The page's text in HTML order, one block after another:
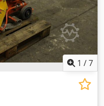
Abepfx Acbof Uw
scheidingstechniek:
& Nutzfahrzeughandel
u van direct beschikbare
wij graag een
via videogesprek aan.
1 /7